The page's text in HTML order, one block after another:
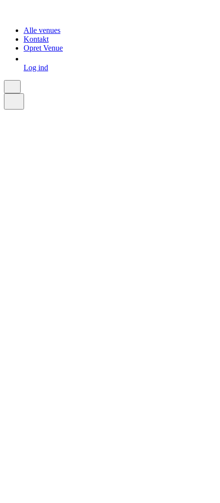
Alle venues
Kontakt
Opret Venue
Log ind